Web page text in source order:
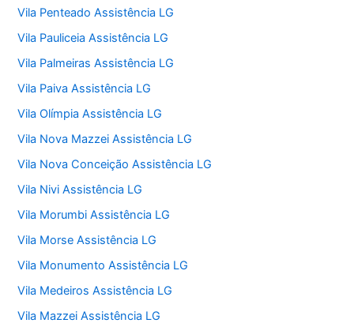
Vila Penteado Assistência LG
Vila Pauliceia Assistência LG
Vila Palmeiras Assistência LG
Vila Paiva Assistência LG
Vila Olímpia Assistência LG
Vila Nova Mazzei Assistência LG
Vila Nova Conceição Assistência LG
Vila Nivi Assistência LG
Vila Morumbi Assistência LG
Vila Morse Assistência LG
Vila Monumento Assistência LG
Vila Medeiros Assistência LG
Vila Mazzei Assistência LG